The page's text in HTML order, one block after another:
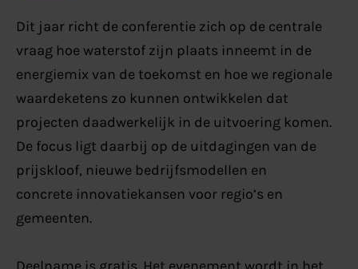
Dit jaar richt de conferentie zich op de centrale
vraag hoe waterstof zijn plaats inneemt in de
energiemix van de toekomst en hoe we regionale
waardeketens zo kunnen ontwikkelen dat
projecten daadwerkelijk in de uitvoering komen.
De focus ligt daarbij op de uitdagingen van de
prijskloof, nieuwe bedrijfsmodellen en
concrete innovatiekansen voor regio’s en
gemeenten.